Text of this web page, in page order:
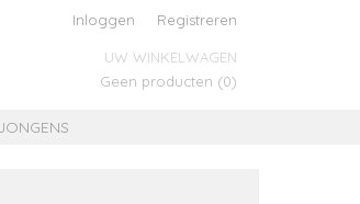
Inloggen Registreren
UW WINKELWAGEN
Geen producten (0)